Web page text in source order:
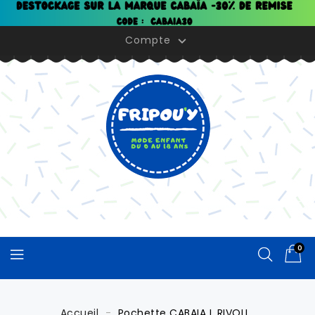
Compte 
0
Panneau de gestion des cookies